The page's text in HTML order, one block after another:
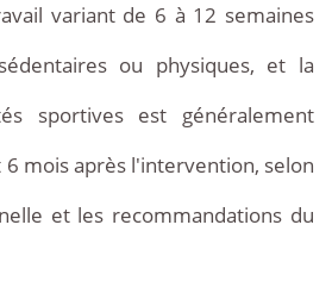
variant de 6 à 12 semaines
ou physiques, et la
sportives est généralement
mois après l'intervention, selon
et les recommandations du